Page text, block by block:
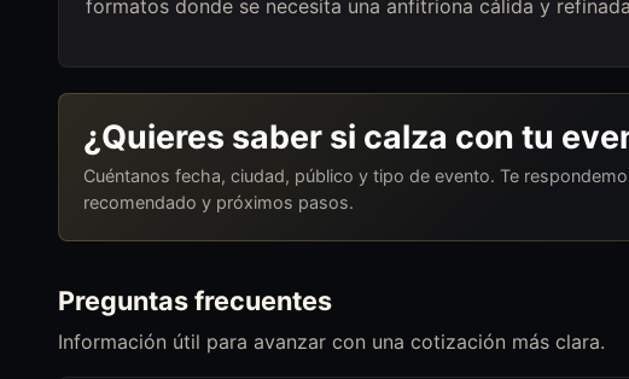
formatos donde se necesita una anfitriona cálida y
¿Quieres saber si calza con tu
Cuéntanos fecha, ciudad, público y tipo de evento. Te
recomendado y próximos pasos.
Preguntas frecuentes
Información útil para avanzar con una cotización más clara.